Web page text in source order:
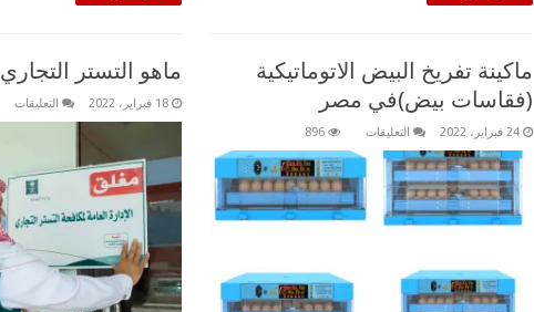
ماكينة تفريخ البيض الاتوماتيكية
(فقاسات بيض)في مصر
24 فبراير، 2022 التعليقات
تفريخ
البيض
الاتوماتيكية
(فقاسات
بيض)في
896
ماهو التستر التجاري
18 فبراير، 2022 التعليقات